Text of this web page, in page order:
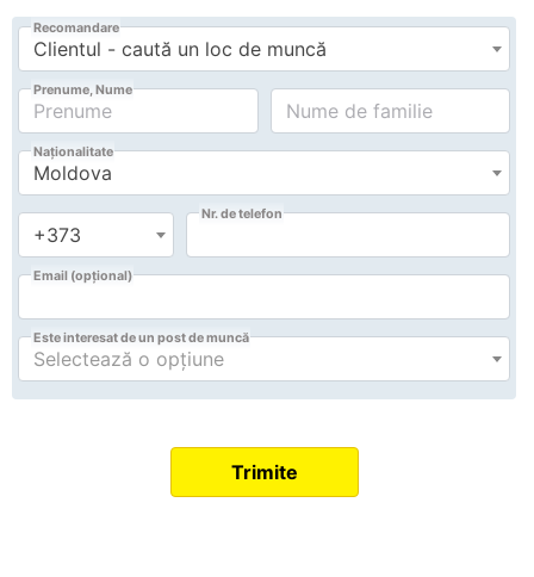
Recomandare
Clientul - caută un loc de muncă
Prenume, Nume
Naționalitate
Moldova
Nr. de telefon
+373
Email (opțional)
Este interesat de un post de muncă
Selectează o opțiune
Trimite